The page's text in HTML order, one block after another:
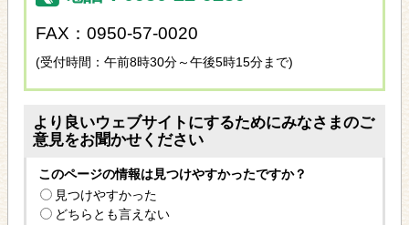
FAX：0950-57-0020
(受付時間：午前8時30分～午後5時15分まで)
より良いウェブサイトにするためにみなさまのご
意見をお聞かせください
このページの情報は見つけやすかったですか？
見つけやすかった
どちらとも言えない